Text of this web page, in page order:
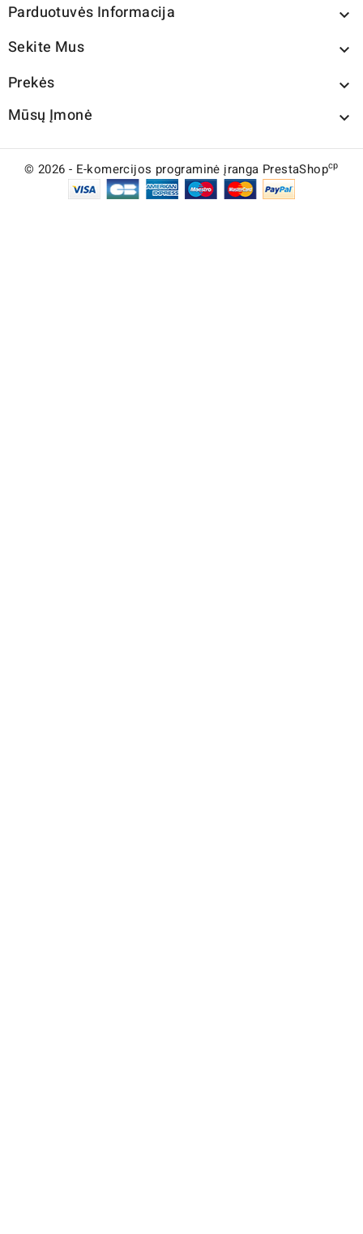
Parduotuvės Informacija 
Sekite Mus 
Prekės 
Mūsų Įmonė 
© 2026 - E-komercijos programinė įranga PrestaShopcp